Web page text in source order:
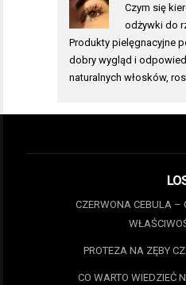
Czym się
odżywki do
Produkty pielęgnacyjne
dobry wygląd i
naturalnych włosków,
CZERWONA CEBULA –
PROTEZA NA ZĘBY
CO WARTO WIEDZIEĆ